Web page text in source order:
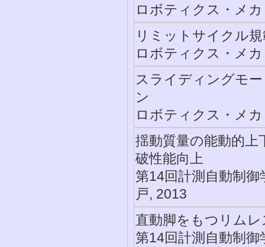
ロボティクス・メ
リミットサイクル
ロボティクス・メ
スライディングモ
ン
ロボティクス・メ
揺動質量の能動的
破性能向上
第14回計測自動制
戸, 2013
直動脚をもつリム
第14回計測自動制